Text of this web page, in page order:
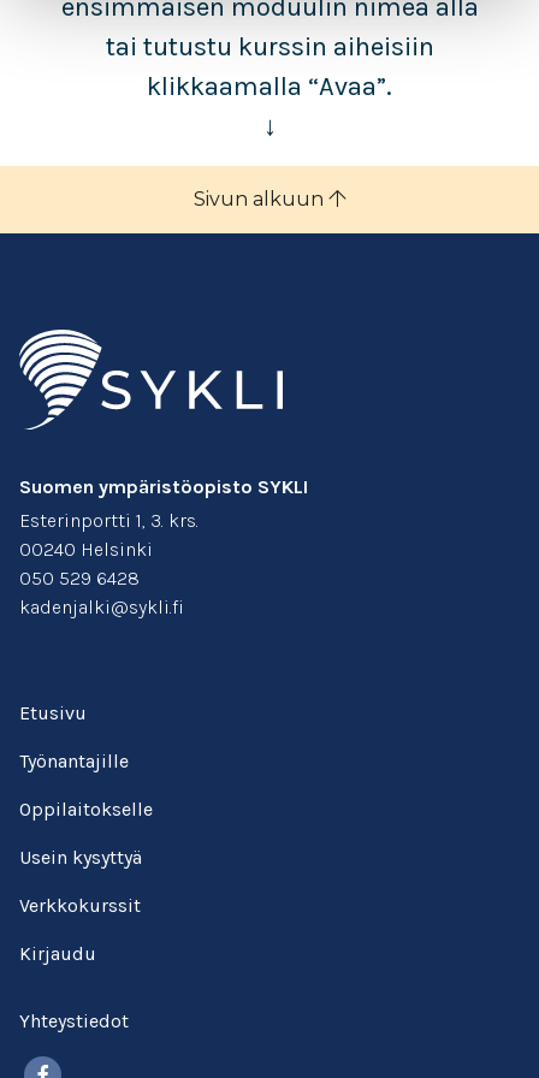
ensimmäisen moduulin nimeä alla
tai tutustu kurssin aiheisiin
klikkaamalla “Avaa”.
↓
Sivun alkuun
Suomen ympäristöopisto SYKLI
Esterinportti 1, 3. krs.
00240 Helsinki
050 529 6428
kadenjalki@sykli.fi
Etusivu
Työnantajille
Oppilaitokselle
Usein kysyttyä
Verkkokurssit
Kirjaudu
Yhteystiedot